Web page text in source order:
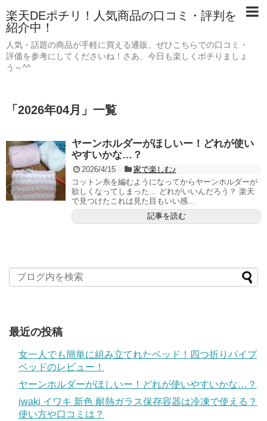
楽天DEポチリ！人気商品の口コミ・評判を
紹介中！
人気・話題の商品が手軽に買える通販。ぜひこちらでの口コミ・
評価を参考にしてくださいね！さあ、今日も楽しくポチりましょ
う～^^
「 2026年04月 」 一覧
ヤーンホルダーがほしいー！どれが使い
やすいかな…？
2026/4/15
家で楽しむ♪
コットン糸を編むようになってからヤーンホルダーが
欲しくなってしまった… どれがいいんだろう？ 楽天
で見つけたこれは見た目もいい感...
記事を読む
最近の投稿
女一人でも簡単に組み立てれたベッド！四つ折りパイプ
ベッドのレビュー！
ヤーンホルダーがほしいー！どれが使いやすいかな…？
iwaki イワキ 新色 耐熱ガラス保存容器は冷凍で使える？
使い方や口コミは？